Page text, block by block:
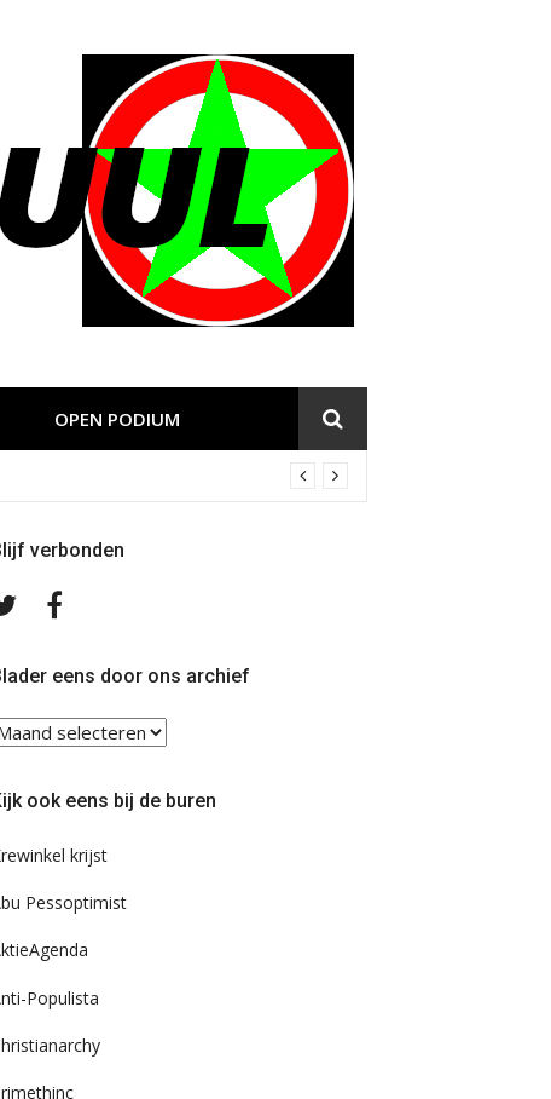
OPEN PODIUM
verbonden
Volg
TwitterFacebook
eens door ons archief
ook eens bij de buren
krijst
Pessoptimist
Populista